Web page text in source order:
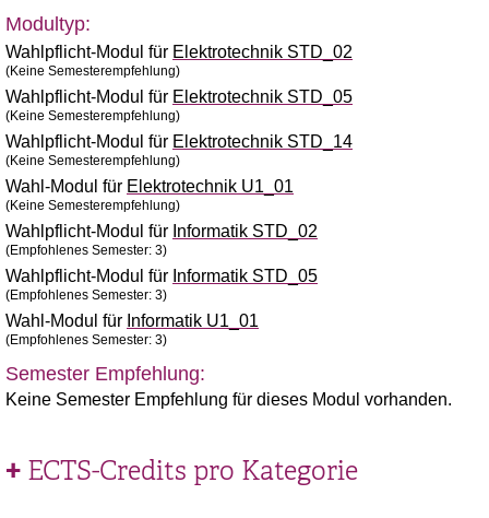
Modultyp:
Wahlpflicht-Modul für Elektrotechnik STD_02
(Keine Semesterempfehlung)
Wahlpflicht-Modul für Elektrotechnik STD_05
(Keine Semesterempfehlung)
Wahlpflicht-Modul für Elektrotechnik STD_14
(Keine Semesterempfehlung)
Wahl-Modul für Elektrotechnik U1_01
(Keine Semesterempfehlung)
Wahlpflicht-Modul für Informatik STD_02
(Empfohlenes Semester: 3)
Wahlpflicht-Modul für Informatik STD_05
(Empfohlenes Semester: 3)
Wahl-Modul für Informatik U1_01
(Empfohlenes Semester: 3)
Semester Empfehlung:
Keine Semester Empfehlung für dieses Modul vorhanden.
ECTS-Credits pro Kategorie